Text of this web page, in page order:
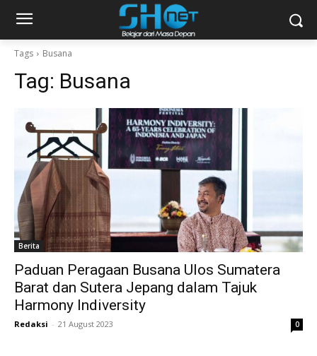
Tags Busana
Tag: Busana
Berita
Paduan Peragaan Busana Ulos Sumatera
Barat dan Sutera Jepang dalam Tajuk
Harmony Indiversity
Redaksi - 21 August 2023 0